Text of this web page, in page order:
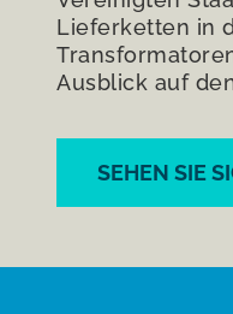
Lieferketten in
Ausblick auf
SEHEN SIE